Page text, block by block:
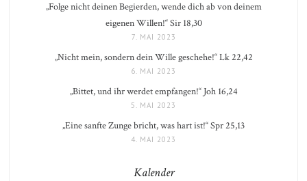
„Folge nicht deinen Begierden, wende dich ab von deinem
eigenen Willen!“ Sir 18,30
7. MAI 2023
„Nicht mein, sondern dein Wille geschehe!“ Lk 22,42
6. MAI 2023
„Bittet, und ihr werdet empfangen!“ Joh 16,24
5. MAI 2023
„Eine sanfte Zunge bricht, was hart ist!“ Spr 25,13
4. MAI 2023
Kalender